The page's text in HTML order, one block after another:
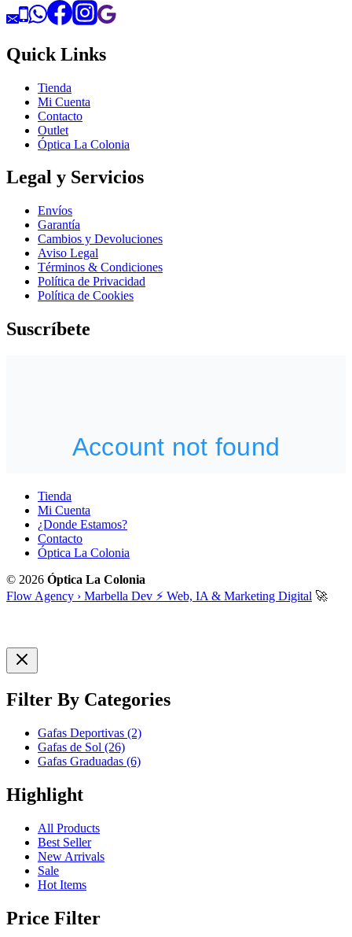
Quick Links
Tienda
Mi Cuenta
Contacto
Outlet
Óptica La Colonia
Legal y Servicios
Envíos
Garantía
Cambios y Devoluciones
Aviso Legal
Términos & Condiciones
Política de Privacidad
Política de Cookies
Suscríbete
Tienda
Mi Cuenta
¿Donde Estamos?
Contacto
Óptica La Colonia
© 2026 Óptica La Colonia
Flow Agency › Marbella Dev ⚡️ Web, IA & Marketing Digital 🚀
Filter By Categories
Gafas Deportivas (2)
Gafas de Sol (26)
Gafas Graduadas (6)
Highlight
All Products
Best Seller
New Arrivals
Sale
Hot Items
Price Filter